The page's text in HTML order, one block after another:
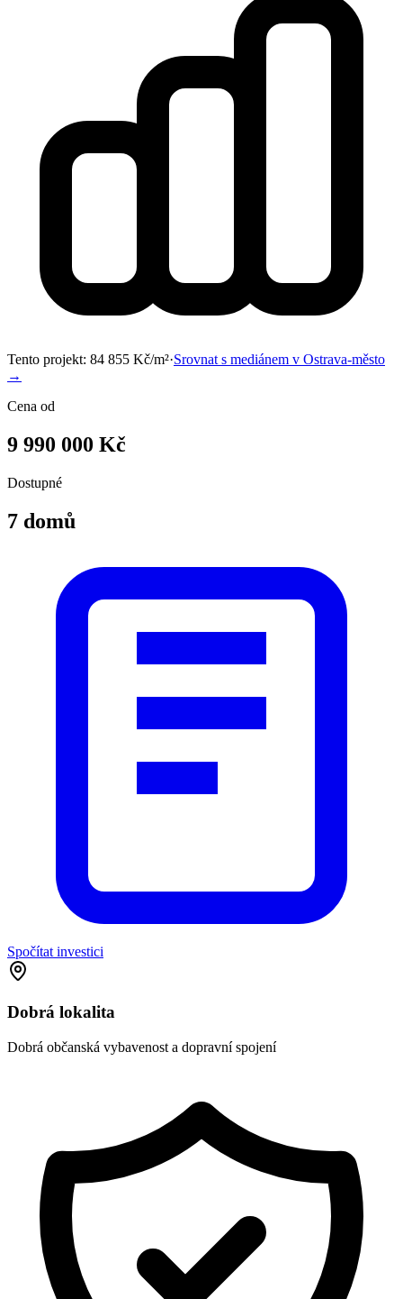
Tento projekt: 84 855 Kč/m²·Srovnat s mediánem v Ostrava-město
→
Cena od
9 990 000 Kč
Dostupné
7 domů
Spočítat investici
Dobrá lokalita
Dobrá občanská vybavenost a dopravní spojení